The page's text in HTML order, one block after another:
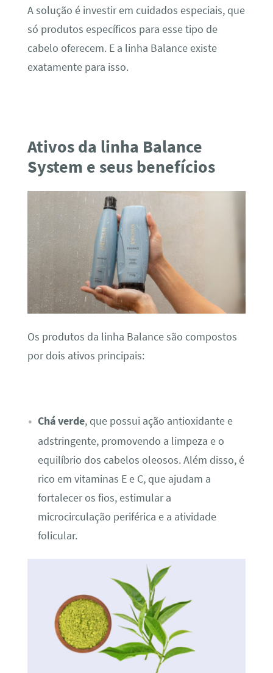
A solução é investir em cuidados especiais, que
só produtos específicos para esse tipo de
cabelo oferecem. E a linha Balance existe
exatamente para isso.
Ativos da linha Balance
System e seus benefícios
Os produtos da linha Balance são compostos
por dois ativos principais:
Chá verde, que possui ação antioxidante e
adstringente, promovendo a limpeza e o
equilíbrio dos cabelos oleosos. Além disso, é
rico em vitaminas E e C, que ajudam a
fortalecer os fios, estimular a
microcirculação periférica e a atividade
folicular.